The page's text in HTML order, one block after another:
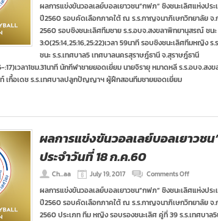
การ
แข่งขัน
วอลเลย์บ
โซน
ภาค
ใต้
ก.ค.60
ผลการแข่งขันวอลเลย์บอลเยาวชน”กฟภ” ชิงชนะเลิศแห่งประ
ปี2560 รอบคัดเลือกภาคใต้ ณ ร.ร.กาญจนาภิเษกวิทยาลัย จ.
2560 รอบชิงชนะเลิศทีมชาย ร.ร.อบจ.สงขลาพิทยานุสรณ์ ชน
3:0(25:14,25:16,25:22)เวลา 59นาที รอบชิงชนะเลิศทีมหญิ
ชนะ ร.ร.เทศบาล5 เทศบาลนครสุราษฎ์ธานี จ.สุราษฎ์ธานี
:17)เวลา1ชม.31นาที นักกีฬาชายยอดเยี่ยม นายจิรายุ หมาดหลี ร.ร.อบจ.
เกื้อเดช ร.ร.เทศบาลปลูกปัญญาฯ ผู้ฝึกสอนทีมชายยอดเยี่ยม
ผลการแข่งขันวอลเลย์บอลเยาวชน
ประจำวันที่ 18 ก.ค.60
Ch...aa July 19, 2017 Comments Offon
การ
แข่งขัน
วอลเลย์บ
ผลการแข่งขันวอลเลย์บอลเยาวชน”กฟภ” ชิงชนะเลิศแห่งประ
ปี2560 รอบคัดเลือกภาคใต้ ณ ร.ร.กาญจนาภิเษกวิทยาลัย จ.
2560 ประเภท ทีม หญิง รอบรองชนะเลิศ คู่ที่ 39 ร.ร.เทศบาล